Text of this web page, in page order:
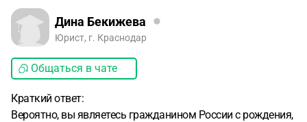
Дина Бекижева
Юрист, г. Краснодар
Общаться в чате
Краткий ответ:
Вероятно, вы являетесь гражданином России с рождения,